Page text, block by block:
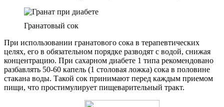
Гранатовый сок
При использовании гранатового сока в терапевтических
целях, его в обязательном порядке разводят с водой, снижая
концентрацию. При сахарном диабете 1 типа рекомендовано
разбавлять 50-60 капель (1 столовая ложка) сока в половине
стакана воды. Такой сок принимают перед каждым приемом
пищи, что простимулирует пищеварительный тракт.